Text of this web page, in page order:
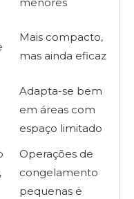
Mais compacto,
mas ainda eficaz
Adapta-se bem
em áreas com
espaço limitado
Operações de
congelamento
pequenas e